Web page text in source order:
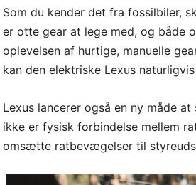
Som du kender det fra fossilbiler,
er otte gear at lege med, og både
oplevelsen af hurtige, manuelle
kan den elektriske Lexus
Lexus lancerer også en ny måde
ikke er fysisk forbindelse mellem
omsætte ratbevægelser til